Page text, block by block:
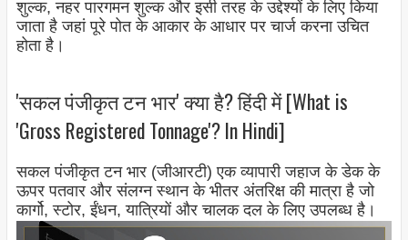
शुल्क, नहर पारगमन शुल्क और इसी तरह के उद्देश्यों के लिए किया
जाता है जहां पूरे पोत के आकार के आधार पर चार्ज करना उचित
होता है।
'सकल पंजीकृत टन भार' क्या है? हिंदी में [What is
'Gross Registered Tonnage'? In Hindi]
सकल पंजीकृत टन भार (जीआरटी) एक व्यापारी जहाज के डेक के
ऊपर पतवार और संलग्न स्थान के भीतर अंतरिक्ष की मात्रा है जो
कार्गो, स्टोर, ईंधन, यात्रियों और चालक दल के लिए उपलब्ध है।